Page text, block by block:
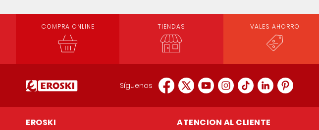
COMPRA ONLINE TIENDAS VALES AHORRO
Síguenos
EROSKI ATENCION AL CLIENTE